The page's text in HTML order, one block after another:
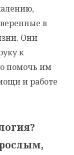
в
Они
к
помочь им
и работе